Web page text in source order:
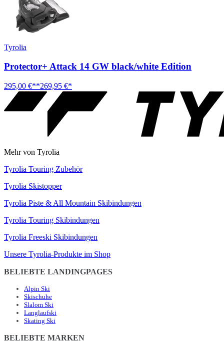
Tyrolia
Protector+ Attack 14 GW black/white Edition
295,00 €**269,95 €*
Mehr von Tyrolia
Tyrolia Touring Zubehör
Tyrolia Skistopper
Tyrolia Piste & All Mountain Skibindungen
Tyrolia Touring Skibindungen
Tyrolia Freeski Skibindungen
Unsere Tyrolia-Produkte im Shop
BELIEBTE LANDINGPAGES
Alpin Ski
Skischuhe
Slalom Ski
Langlaufski
Skating Ski
BELIEBTE MARKEN